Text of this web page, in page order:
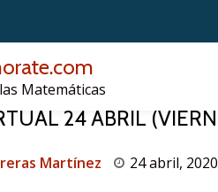
Matemáticas
24 ABRIL
Martínez 24 abril, 2020